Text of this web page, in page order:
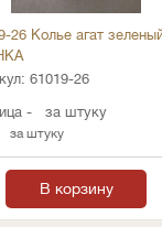
26 Колье агат
61019-26
-
за штуку
за штуку
В корзину